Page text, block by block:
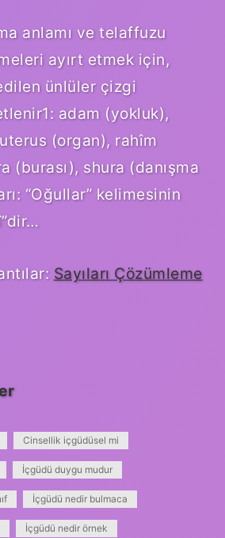
anlamı ve telaffuzu
ayırt etmek için,
ünlüler çizgi
adam (yokluk),
(organ), rahîm
(burası), shura (danışma
“Oğullar” kelimesinin
Sayıları Çözümleme
Cinsellik içgüdüsel mi
İçgüdü duygu mudur
İçgüdü nedir bulmaca
İçgüdü nedir örnek